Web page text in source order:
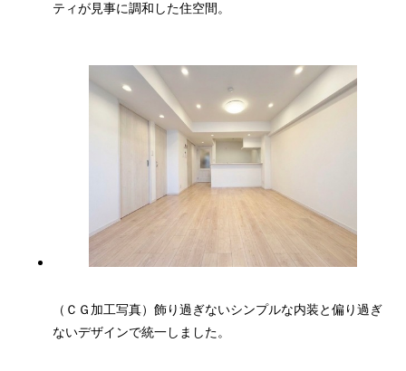
ティが見事に調和した住空間。
（ＣＧ加工写真）飾り過ぎないシンプルな内装と偏り過ぎ
ないデザインで統一しました。